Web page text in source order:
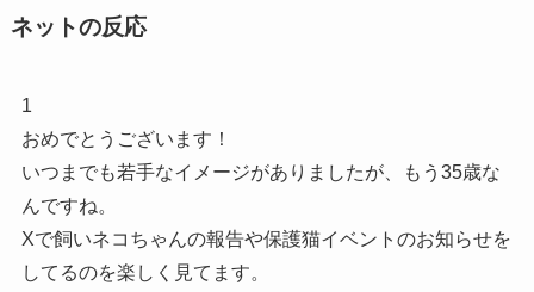
ネットの反応
1
おめでとうございます！
いつまでも若手なイメージがありましたが、もう35歳な
んですね。
Xで飼いネコちゃんの報告や保護猫イベントのお知らせを
してるのを楽しく見てます。